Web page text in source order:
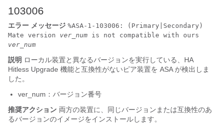
103006
エラー メッセージ %ASA-1-103006: (Primary|Secondary)
Mate version ver_num is not compatible with ours
ver_num
説明 ローカル装置と異なるバージョンを実行している、HA
Hitless Upgrade 機能と互換性がないピア装置を ASAが検出しま
した。
ver_num ：バージョン番号
推奨アクション 両方の装置に、同じバージョンまたは互換性のあ
るバージョンのイメージをインストールします。